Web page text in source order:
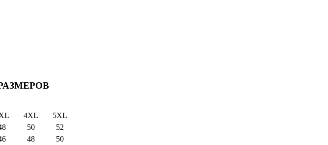
4XL
5XL
50
52
48
50